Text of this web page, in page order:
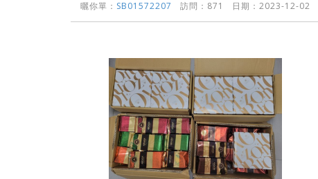
曬你單： SB01572207 訪問：871 日期：2023-12-02